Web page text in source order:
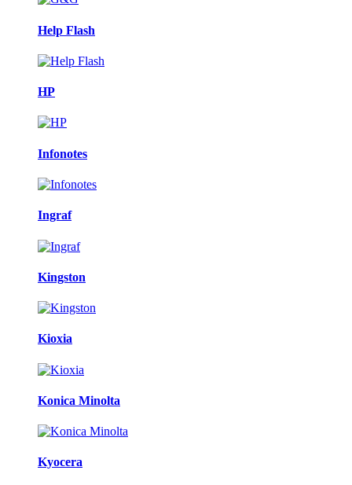
Help Flash
HP
Infonotes
Ingraf
Kingston
Kioxia
Konica Minolta
Kyocera